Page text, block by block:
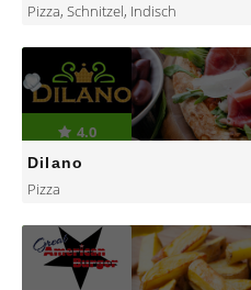
Pizza, Schnitzel, Indisch
4.0
Dilano
Pizza